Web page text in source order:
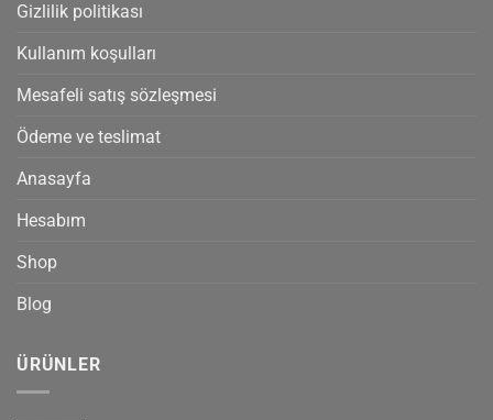
Gizlilik politikası
Kullanım koşulları
Mesafeli satış sözleşmesi
Ödeme ve teslimat
Anasayfa
Hesabım
Shop
Blog
ÜRÜNLER